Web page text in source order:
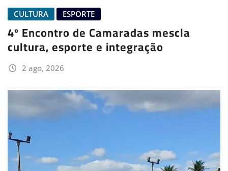
CULTURA ESPORTE
4º Encontro de Camaradas mescla
cultura, esporte e integração
2 ago, 2026